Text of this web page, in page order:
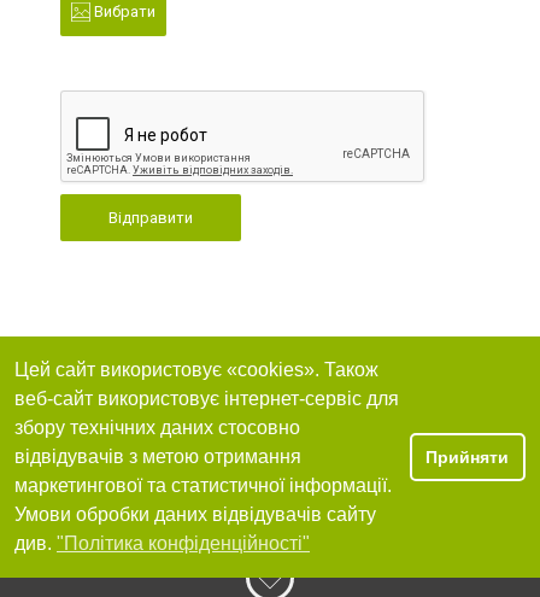
Вибрати
Відправити
Цей сайт використовує «cookies». Також
веб-сайт використовує інтернет-сервіс для
збору технічних даних стосовно
відвідувачів з метою отримання
маркетингової та статистичної інформації.
Умови обробки даних відвідувачів сайту
див. "Політика конфіденційності"
Прийняти